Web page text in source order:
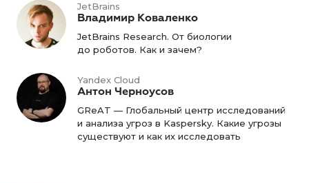
JetBrains
Владимир Коваленко
JetBrains Research. От биологии
до роботов. Как и зачем?
Yandex Cloud
Антон Черноусов
GReAT — Глобальный центр исследований
и анализа угроз в Kaspersky. Какие угрозы
существуют и как их исследовать